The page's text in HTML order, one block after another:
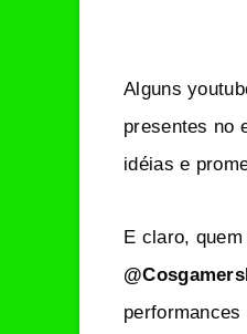
Alguns
presentes no
idéias e
E claro,